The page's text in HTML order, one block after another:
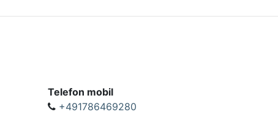
Telefon mobil
+491786469280